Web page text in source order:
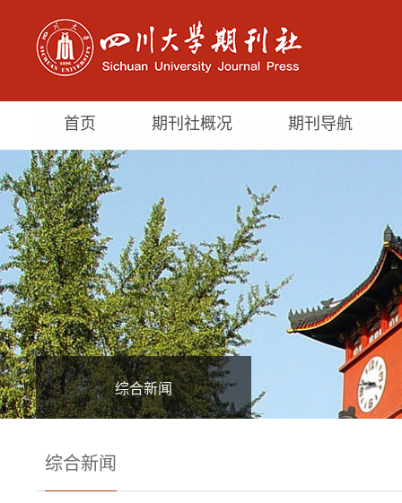
首页 期刊社概况 期刊导航
综合新闻
综合新闻